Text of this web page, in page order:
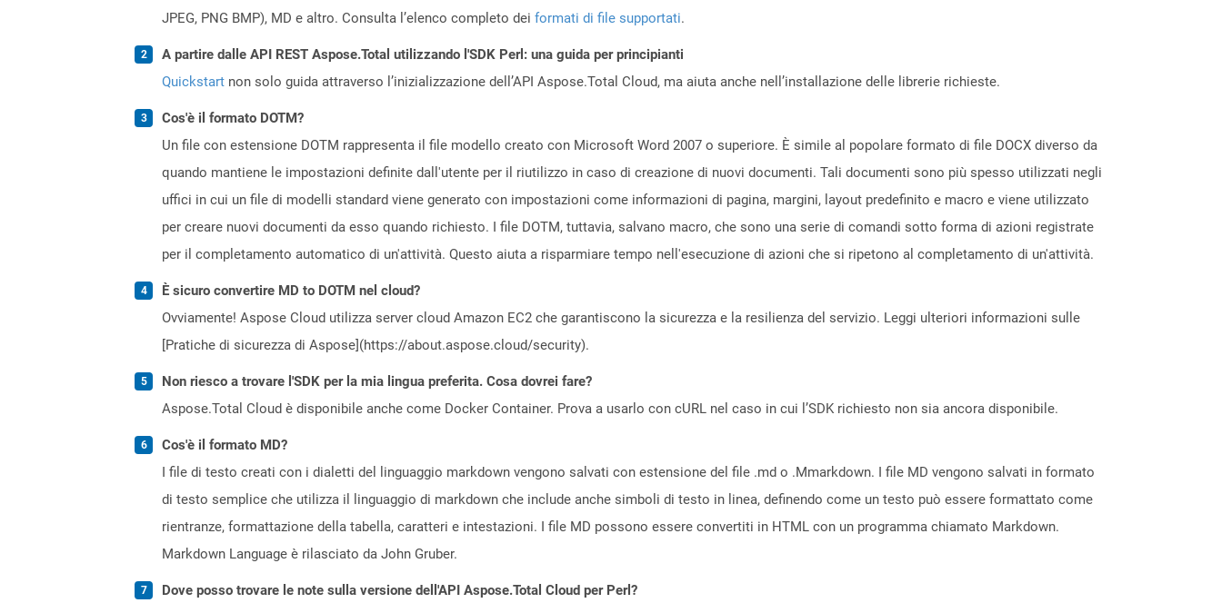
JPEG, PNG BMP), MD e altro. Consulta l’elenco completo dei formati di file supportati.
A partire dalle API REST Aspose.Total utilizzando l'SDK Perl: una guida per principianti
Quickstart non solo guida attraverso l’inizializzazione dell’API Aspose.Total Cloud, ma aiuta anche nell’installazione delle librerie richieste.
Cos'è il formato DOTM?
Un file con estensione DOTM rappresenta il file modello creato con Microsoft Word 2007 o superiore. È simile al popolare formato di file DOCX diverso da
quando mantiene le impostazioni definite dall'utente per il riutilizzo in caso di creazione di nuovi documenti. Tali documenti sono più spesso utilizzati negli
uffici in cui un file di modelli standard viene generato con impostazioni come informazioni di pagina, margini, layout predefinito e macro e viene utilizzato
per creare nuovi documenti da esso quando richiesto. I file DOTM, tuttavia, salvano macro, che sono una serie di comandi sotto forma di azioni registrate
per il completamento automatico di un'attività. Questo aiuta a risparmiare tempo nell'esecuzione di azioni che si ripetono al completamento di un'attività.
È sicuro convertire MD to DOTM nel cloud?
Ovviamente! Aspose Cloud utilizza server cloud Amazon EC2 che garantiscono la sicurezza e la resilienza del servizio. Leggi ulteriori informazioni sulle
[Pratiche di sicurezza di Aspose](https://about.aspose.cloud/security).
Non riesco a trovare l'SDK per la mia lingua preferita. Cosa dovrei fare?
Aspose.Total Cloud è disponibile anche come Docker Container. Prova a usarlo con cURL nel caso in cui l’SDK richiesto non sia ancora disponibile.
Cos'è il formato MD?
I file di testo creati con i dialetti del linguaggio markdown vengono salvati con estensione del file .md o .Mmarkdown. I file MD vengono salvati in formato
di testo semplice che utilizza il linguaggio di markdown che include anche simboli di testo in linea, definendo come un testo può essere formattato come
rientranze, formattazione della tabella, caratteri e intestazioni. I file MD possono essere convertiti in HTML con un programma chiamato Markdown.
Markdown Language è rilasciato da John Gruber.
Dove posso trovare le note sulla versione dell'API Aspose.Total Cloud per Perl?